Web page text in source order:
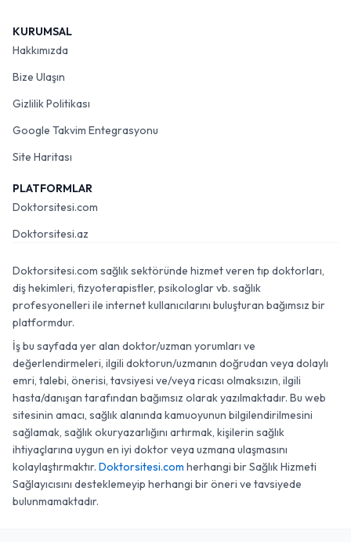
KURUMSAL
Hakkımızda
Bize Ulaşın
Gizlilik Politikası
Google Takvim Entegrasyonu
Site Haritası
PLATFORMLAR
Doktorsitesi.com
Doktorsitesi.az
Doktorsitesi.com sağlık sektöründe hizmet veren tıp doktorları,
diş hekimleri, fizyoterapistler, psikologlar vb. sağlık
profesyonelleri ile internet kullanıcılarını buluşturan bağımsız bir
platformdur.
İş bu sayfada yer alan doktor/uzman yorumları ve
değerlendirmeleri, ilgili doktorun/uzmanın doğrudan veya dolaylı
emri, talebi, önerisi, tavsiyesi ve/veya ricası olmaksızın, ilgili
hasta/danışan tarafından bağımsız olarak yazılmaktadır. Bu web
sitesinin amacı, sağlık alanında kamuoyunun bilgilendirilmesini
sağlamak, sağlık okuryazarlığını artırmak, kişilerin sağlık
ihtiyaçlarına uygun en iyi doktor veya uzmana ulaşmasını
kolaylaştırmaktır. Doktorsitesi.com herhangi bir Sağlık Hizmeti
Sağlayıcısını desteklemeyip herhangi bir öneri ve tavsiyede
bulunmamaktadır.